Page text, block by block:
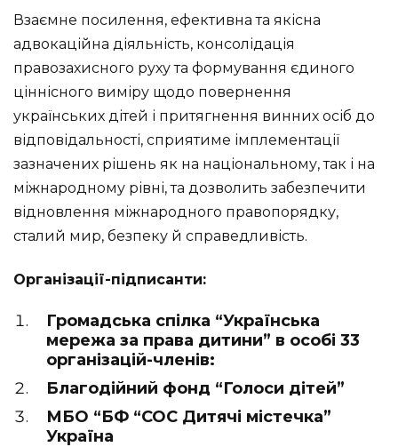
Взаємне посилення, ефективна та якісна
адвокаційна діяльність, консолідація
правозахисного руху та формування єдиного
ціннісного виміру щодо повернення
українських дітей і притягнення винних осіб до
відповідальності, сприятиме імплементації
зазначених рішень як на національному, так і на
міжнародному рівні, та дозволить забезпечити
відновлення міжнародного правопорядку,
сталий мир, безпеку й справедливість.
Організації-підписанти:
Громадська спілка “Українська
мережа за права дитини” в особі 33
організацій-членів:
Благодійний фонд “Голоси дітей”
МБО “БФ “СОС Дитячі містечка”
Україна